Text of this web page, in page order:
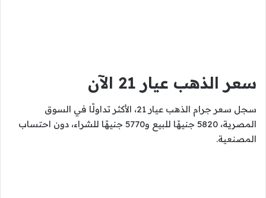
سعر الذهب عيار 21 الآن
سجل سعر جرام الذهب عيار 21، الأكثر تداولًا في السوق
المصرية، 5820 جنيهًا للبيع و5770 جنيهًا للشراء، دون احتساب
المصنعية.